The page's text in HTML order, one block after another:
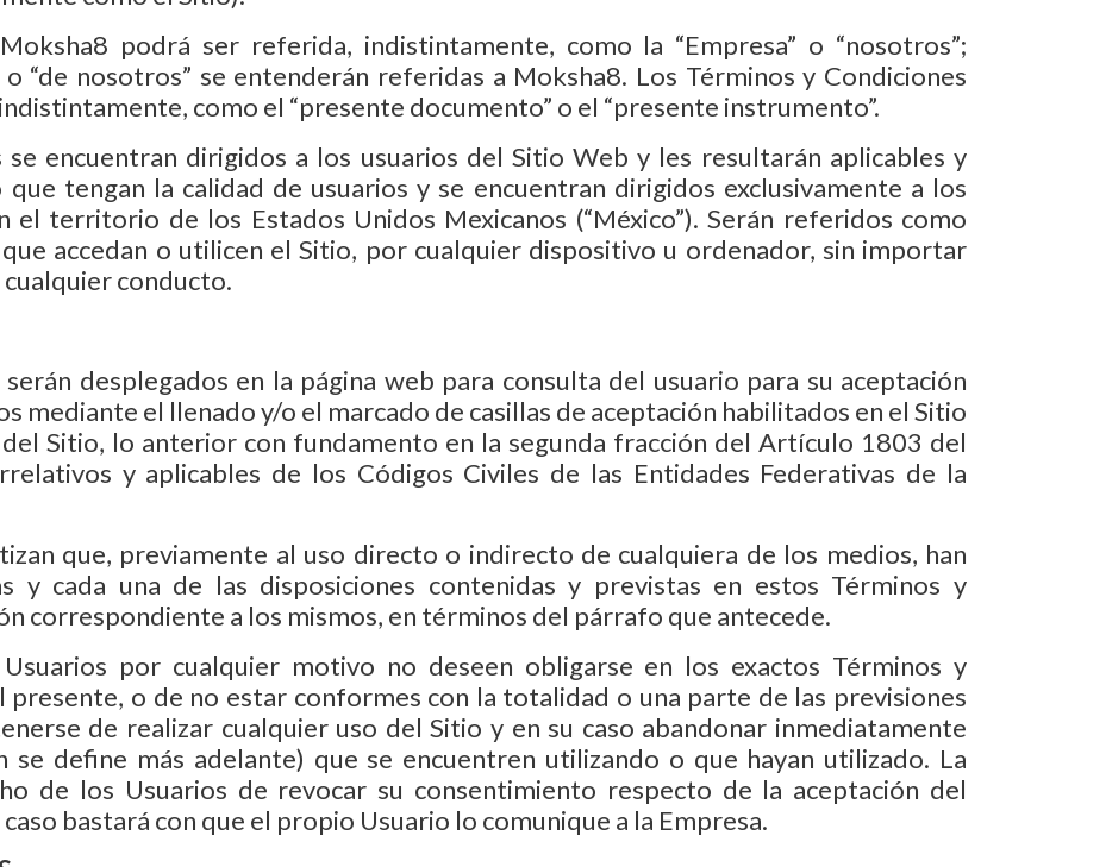
podrá ser referida, indistintamente, como la “Empresa” o “nosotros”;
“de nosotros” se entenderán referidas a Moksha8. Los Términos y Condiciones
como el “presente documento” o el “presente instrumento”.
se encuentran dirigidos a los usuarios del Sitio Web y les resultarán aplicables y
tengan la calidad de usuarios y se encuentran dirigidos exclusivamente a los
el territorio de los Estados Unidos Mexicanos (“México”). Serán referidos como
que accedan o utilicen el Sitio, por cualquier dispositivo u ordenador, sin importar
conducto.
desplegados en la página web para consulta del usuario para su aceptación
mediante el llenado y/o el marcado de casillas de aceptación habilitados en el Sitio
Sitio, lo anterior con fundamento en la segunda fracción del Artículo 1803 del
y aplicables de los Códigos Civiles de las Entidades Federativas de la
que, previamente al uso directo o indirecto de cualquiera de los medios, han
y cada una de las disposiciones contenidas y previstas en estos Términos y
correspondiente a los mismos, en términos del párrafo que antecede.
por cualquier motivo no deseen obligarse en los exactos Términos y
presente, o de no estar conformes con la totalidad o una parte de las previsiones
de realizar cualquier uso del Sitio y en su caso abandonar inmediatamente
se define más adelante) que se encuentren utilizando o que hayan utilizado. La
de los Usuarios de revocar su consentimiento respecto de la aceptación del
bastará con que el propio Usuario lo comunique a la Empresa.